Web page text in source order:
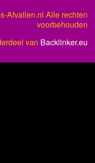
Afvallen.nl Alle rechten
voorbehouden
van Backlinker.eu